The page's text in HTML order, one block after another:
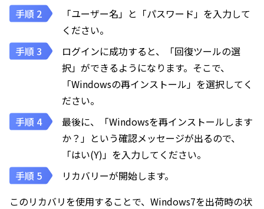
「ユーザー名」と「パスワード」を入力して
ください。
ログインに成功すると、「回復ツールの選
択」ができるようになります。そこで、
「Windowsの再インストール」を選択してく
ださい。
最後に、「Windowsを再インストールします
か？」という確認メッセージが出るので、
「はい(Y)」を入力してください。
リカバリーが開始します。
このリカバリを使用することで、Windows7を出荷時の状